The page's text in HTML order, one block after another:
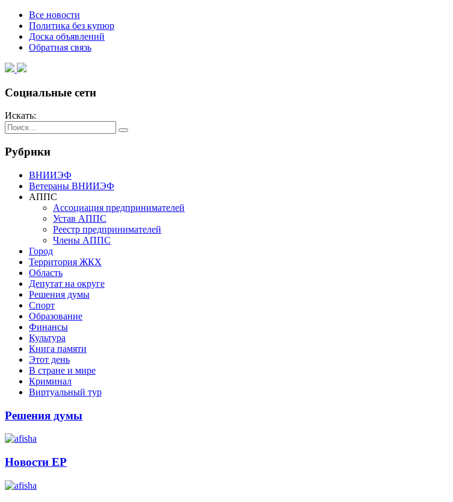
Все новости
Политика без купюр
Доска объявлений
Обратная связь
Социальные сети
Искать:
Рубрики
ВНИИЭФ
Ветераны ВНИИЭФ
АППС
Ассоциация предпринимателей
Устав АППС
Реестр предпринимателей
Члены АППС
Город
Территория ЖКХ
Область
Депутат на округе
Решения думы
Спорт
Образование
Финансы
Культура
Книга памяти
Этот день
В стране и мире
Криминал
Виртуальный тур
Решения думы
Новости ЕР